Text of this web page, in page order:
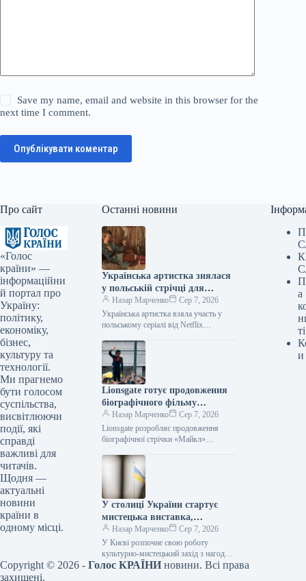
Save my name, email and website in this browser for the
next time I comment.
Опублікувати коментар
Про сайт
«Голос
країни» —
інформаційни
й портал про
Україну:
політику,
економіку,
бізнес,
культуру та
технології.
Ми прагнемо
бути голосом
суспільства,
висвітлюючи
події, які
справді
важливі для
читачів.
Щодня —
актуальні
новини
країни в
одному місці.
Останні новини
Українська артистка знялася
у польській стрічці для
Netflix.
Назар Марченко
Сер 7, 2026
Українська артистка взяла участь у
польському серіалі від Netflix
Українська артистка Оксана
Черкашина, відома за роботами у…
Lionsgate готує продовження
біографічного фільму
«Майкл»
Назар Марченко
Сер 7, 2026
Lionsgate розробляє продовження
біографічної стрічки «Майкл»
Північноамериканська медіакомпанія
Lionsgate планує створити другу
частину біографічної драми «Майкл»
(Michael),…
У столиці України стартує
мистецька виставка,
присвячена Дню
Незалежності
Назар Марченко
Сер 7, 2026
У Києві розпочне свою роботу
культурно-мистецький захід з нагоди
Дня Незалежності України 07.08.2026
а
ті
и
Copyright © 2026 - Голос КРАЇНИ новини. Всі права
захищені.